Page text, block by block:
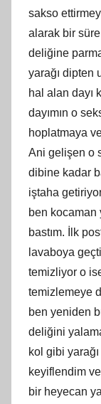
sakso
alarak bir
deliğine
yarağı dipten
hal alan dayı
dayımın o
hoplatmaya
Ani gelişen o
dibine kadar
iştaha
ben kocaman
bastım. İlk
lavaboya
temizliyor o
temizlemeye
ben yeniden
deliğini
kol gibi
keyiflendim
bir heyecan